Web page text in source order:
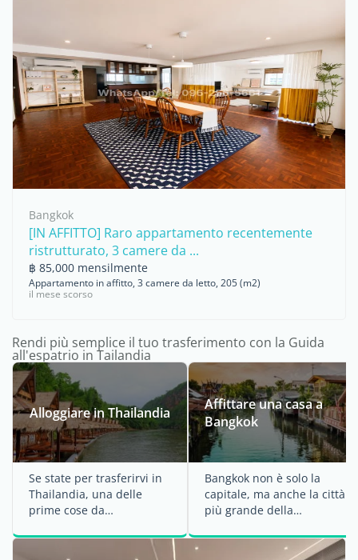
Bangkok
[IN AFFITTO] Raro appartamento recentemente
ristrutturato, 3 camere da ...
฿ 85,000 mensilmente
Appartamento in affitto, 3 camere da letto, 205 (m2)
il mese scorso
Rendi più semplice il tuo trasferimento con la Guida
all'espatrio in Tailandia
Alloggiare in Thailandia
Se state per trasferirvi in
Thailandia, una delle
prime cose da
andrete a ...
Affittare una casa a
Bangkok
Bangkok non è solo la
capitale, ma anche la città
più grande della